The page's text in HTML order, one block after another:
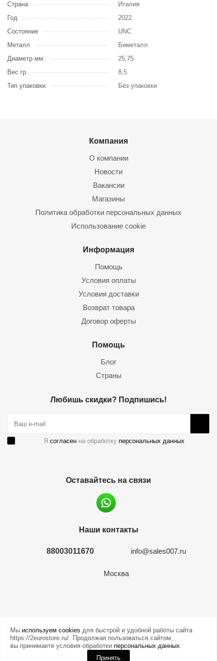
Страна
Италия
Год
2022
Состояние
UNC
Металл
Биметалл
Диаметр мм.
25,75
Вес гр.
8,5
Тип упаковки
Без упаковки
Компания
О компании
Новости
Вакансии
Магазины
Политика обработки персональных данных
Использование cookie
Информация
Помощь
Условия оплаты
Условия доставки
Возврат товара
Договор оферты
Помощь
Блог
Страны
Любишь скидки? Подпишись!
Я согласен на обработку персональных данных
Оставайтесь на связи
Наши контакты
88003011670 info@sales007.ru
Москва
Мы используем cookies для быстрой и удобной работы сайта
https://2eurostore.ru/. Продолжая пользоваться сайтом,
вы принимаете условия обработки персональных данных.
Принять